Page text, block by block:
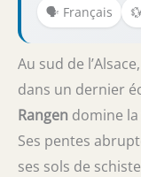
🗣️ Français
Au sud de
dans un dernier
Rangen domine
Ses pentes
ses sols de